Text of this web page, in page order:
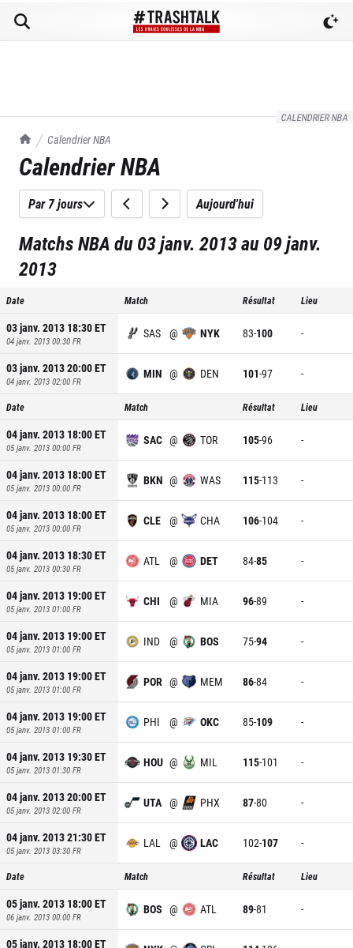
CALENDRIER NBA
TrashTalk Actu NBA
Calendrier NBA
Calendrier NBA
Par 7 jours Aujourd'hui
Matchs NBA du 03 janv. 2013 au 09 janv.
2013
Date Match Résultat Lieu
03 janv. 2013 18:30ET
04 janv. 2013 00:30 FR
SAS @ NYK 83-100 -
03 janv. 2013 20:00ET
04 janv. 2013 02:00 FR
MIN @ DEN 101-97 -
Date Match Résultat Lieu
04 janv. 2013 18:00ET
05 janv. 2013 00:00 FR
SAC @ TOR 105-96 -
04 janv. 2013 18:00ET
05 janv. 2013 00:00 FR
BKN @ WAS 115-113 -
04 janv. 2013 18:00ET
05 janv. 2013 00:00 FR
CLE @ CHA 106-104 -
04 janv. 2013 18:30ET
05 janv. 2013 00:30 FR
ATL @ DET 84-85 -
04 janv. 2013 19:00ET
05 janv. 2013 01:00 FR
CHI @ MIA 96-89 -
04 janv. 2013 19:00ET
05 janv. 2013 01:00 FR
IND @ BOS 75-94 -
04 janv. 2013 19:00ET
05 janv. 2013 01:00 FR
POR @ MEM 86-84 -
04 janv. 2013 19:00ET
05 janv. 2013 01:00 FR
PHI @ OKC 85-109 -
04 janv. 2013 19:30ET
05 janv. 2013 01:30 FR
HOU @ MIL 115-101 -
04 janv. 2013 20:00ET
05 janv. 2013 02:00 FR
UTA @ PHX 87-80 -
04 janv. 2013 21:30ET
05 janv. 2013 03:30 FR
LAL @ LAC 102-107 -
Date Match Résultat Lieu
05 janv. 2013 18:00ET
06 janv. 2013 00:00 FR
BOS @ ATL 89-81 -
05 janv. 2013 18:00ET